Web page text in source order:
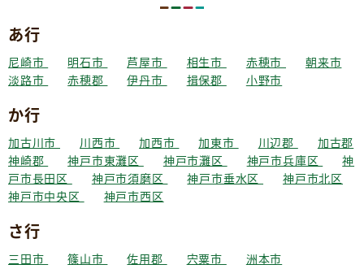
あ行
尼崎市 明石市 芦屋市 相生市 赤穂市
朝来市
淡路市
赤穂郡 伊丹市 揖保郡 小野市
か行
加古川市 川西市 加西市 加東市 川辺郡
加古郡
神崎郡
神戸市東灘区 神戸市灘区 神戸市兵庫区
神
戸市長田区
神戸市須磨区 神戸市垂水区
神戸市北区
神戸市中央区
神戸市西区
さ行
三田市 篠山市 佐用郡 宍粟市 洲本市